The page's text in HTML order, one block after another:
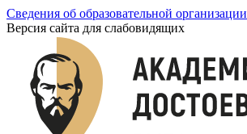
Сведения об образовательной организации
Версия сайта для слабовидящих